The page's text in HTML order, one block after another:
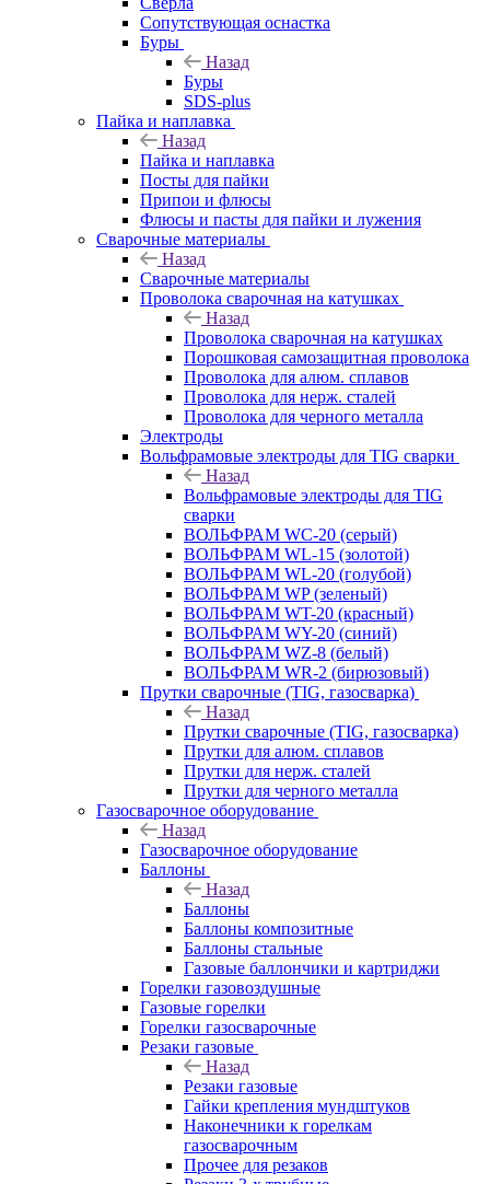
Сопутствующая оснастка
Буры
Назад
Буры
SDS-plus
Пайка и наплавка
Назад
Пайка и наплавка
Посты для пайки
Припои и флюсы
Флюсы и пасты для пайки и лужения
Сварочные материалы
Назад
Сварочные материалы
Проволока сварочная на катушках
Назад
Проволока сварочная на катушках
Порошковая самозащитная проволока
Проволока для алюм. сплавов
Проволока для нерж. сталей
Проволока для черного металла
Электроды
Вольфрамовые электроды для TIG сварки
Назад
Вольфрамовые электроды для TIG
сварки
ВОЛЬФРАМ WC-20 (серый)
ВОЛЬФРАМ WL-15 (золотой)
ВОЛЬФРАМ WL-20 (голубой)
ВОЛЬФРАМ WP (зеленый)
ВОЛЬФРАМ WT-20 (красный)
ВОЛЬФРАМ WY-20 (синий)
ВОЛЬФРАМ WZ-8 (белый)
ВОЛЬФРАМ WR-2 (бирюзовый)
Прутки сварочные (TIG, газосварка)
Назад
Прутки сварочные (TIG, газосварка)
Прутки для алюм. сплавов
Прутки для нерж. сталей
Прутки для черного металла
Газосварочное оборудование
Назад
Газосварочное оборудование
Баллоны
Назад
Баллоны
Баллоны композитные
Баллоны стальные
Газовые баллончики и картриджи
Горелки газовоздушные
Газовые горелки
Горелки газосварочные
Резаки газовые
Назад
Резаки газовые
Гайки крепления мундштуков
Наконечники к горелкам
газосварочным
Прочее для резаков